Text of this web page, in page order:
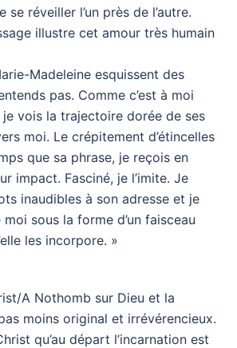
se réveiller l’un près de l’autre.
illustre cet amour très humain
Madeleine esquissent des
pas. Comme c’est à moi
je vois la trajectoire dorée de ses
moi. Le crépitement d’étincelles
que sa phrase, je reçois en
impact. Fasciné, je l’imite. Je
inaudibles à son adresse et je
sous la forme d’un faisceau
les incorpore. »
A Nothomb sur Dieu et la
moins original et irrévérencieux.
qu’au départ l’incarnation est